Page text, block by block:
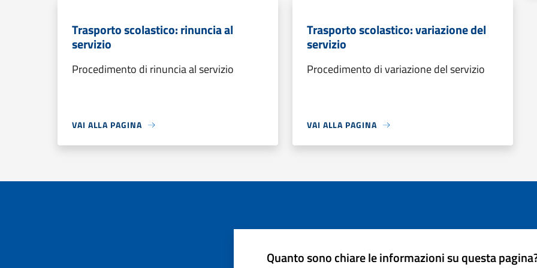
Trasporto scolastico: rinuncia al
servizio
Procedimento di rinuncia al servizio
VAI ALLA PAGINA
Trasporto scolastico: variazione del
servizio
Procedimento di variazione del servizio
VAI ALLA PAGINA
Quanto sono chiare le informazioni su questa